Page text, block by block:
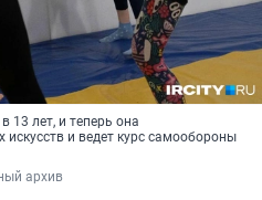
13 лет, и теперь она
и ведет курс самообороны
архив